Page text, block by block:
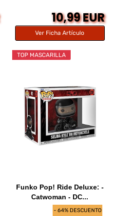
10,99 EUR
Ver Ficha Artículo
- 64% DESCUENTO
TOP MASCARILLA
Funko Pop! Ride Deluxe: -
Catwoman - DC...